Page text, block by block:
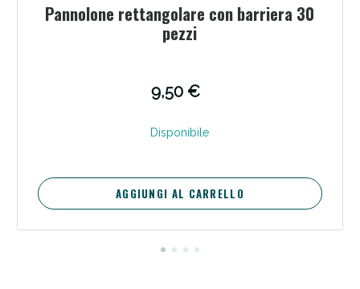
Pannolone rettangolare con barriera 30
pezzi
9,50 €
Disponibile
AGGIUNGI AL CARRELLO